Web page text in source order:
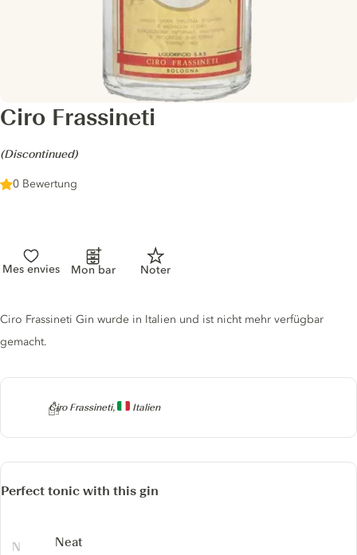
Ciro Frassineti
-
(Discontinued)
0 Bewertung
Mes envies Mon bar Noter
Producer
Ciro Frassineti, Italien
Gin description
Ciro Frassineti Gin wurde in Italien und ist nicht mehr verfügbar
gemacht.
Perfect tonic with this gin
Neat